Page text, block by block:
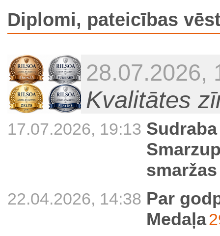
Diplomi, pateicības
28.07.2026,
Kvalitātes
17.07.2026, 19:13
22.04.2026, 14:38 Par
Medaļa